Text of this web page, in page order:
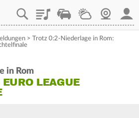
PlaylistStaupilotWetterWebcam
> Trotz 0:2-Niederlage in Rom:
in Rom
LEAGUE